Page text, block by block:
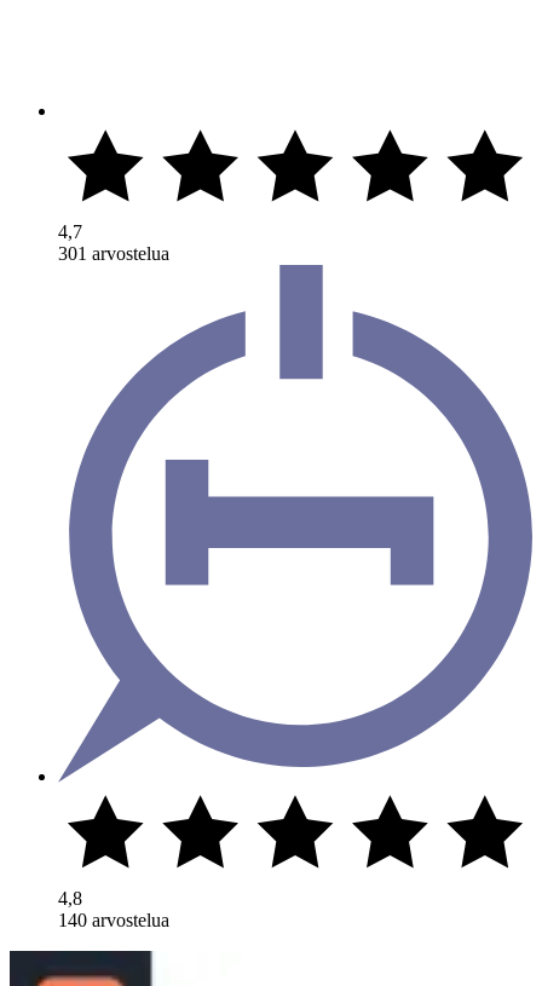
4,7
301 arvostelua
4,8
140 arvostelua